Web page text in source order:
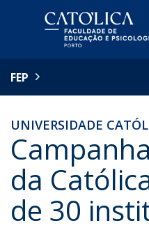
FEP
UNIVERSIDADE
da
de 30